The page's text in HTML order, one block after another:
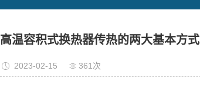
高温容积式换热器传热的两大基本方式
2023-02-15 361次